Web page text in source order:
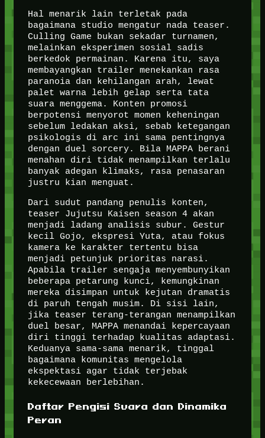
Hal menarik lain terletak pada
bagaimana studio mengatur nada teaser.
Culling Game bukan sekadar turnamen,
melainkan eksperimen sosial sadis
berkedok permainan. Karena itu, saya
membayangkan trailer menekankan rasa
paranoia dan kehilangan arah, lewat
palet warna lebih gelap serta tata
suara menggema. Konten promosi
berpotensi menyorot momen keheningan
sebelum ledakan aksi, sebab ketegangan
psikologis di arc ini sama pentingnya
dengan duel sorcery. Bila MAPPA berani
menahan diri tidak menampilkan terlalu
banyak adegan klimaks, rasa penasaran
justru kian menguat.
Dari sudut pandang penulis konten,
teaser Jujutsu Kaisen season 4 akan
menjadi ladang analisis subur. Gestur
kecil Gojo, ekspresi Yuta, atau fokus
kamera ke karakter tertentu bisa
menjadi petunjuk prioritas narasi.
Apabila trailer sengaja menyembunyikan
beberapa petarung kunci, kemungkinan
mereka disimpan untuk kejutan dramatis
di paruh tengah musim. Di sisi lain,
jika teaser terang-terangan menampilkan
duel besar, MAPPA menandai kepercayaan
diri tinggi terhadap kualitas adaptasi.
Keduanya sama-sama menarik, tinggal
bagaimana komunitas mengelola
ekspektasi agar tidak terjebak
kekecewaan berlebihan.
Daftar Pengisi Suara dan Dinamika
Peran